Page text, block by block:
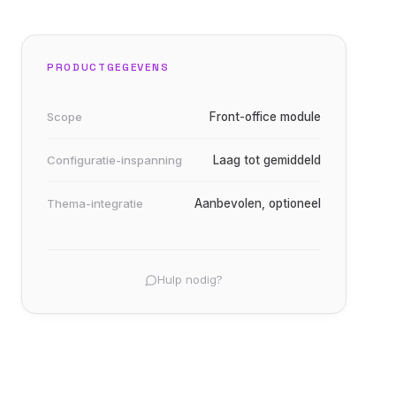
PRODUCTGEGEVENS
Scope Front-office module
Configuratie-inspanning Laag tot gemiddeld
Thema-integratie Aanbevolen, optioneel
Hulp nodig?